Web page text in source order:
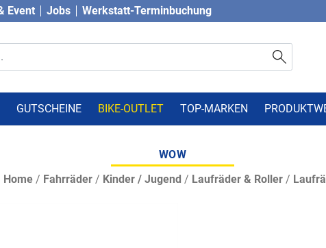
Event Jobs Werkstatt-Terminbuchung
GUTSCHEINE BIKE-OUTLET TOP-MARKEN
WOW
Home/ Fahrräder/ Kinder / Jugend / Laufräder & Roller/